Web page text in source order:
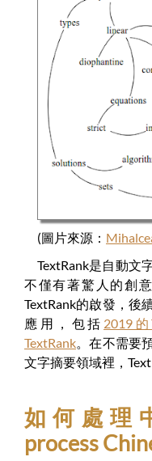
(圖片來源：
TextRank是自動文
不僅有著驚人的創
TextRank的啟發，後
應用，包括 2019
TextRank。在不需要
文字摘要領域裡，
如何處理
process